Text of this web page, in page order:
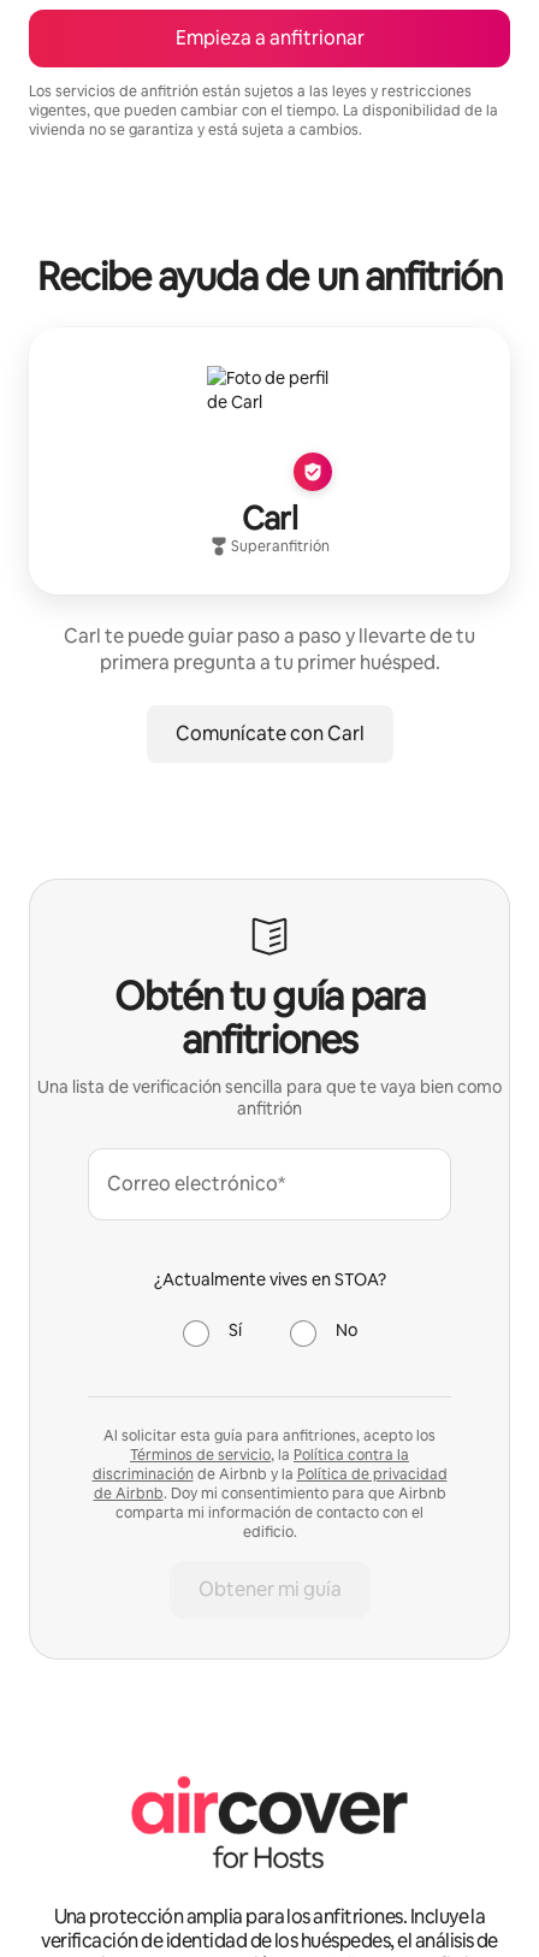
Empieza a anfitrionar
Los servicios de anfitrión están sujetos a las leyes y restricciones
vigentes, que pueden cambiar con el tiempo. La disponibilidad de la
vivienda no se garantiza y está sujeta a cambios.
Recibe ayuda de un anfitrión
Carl
Superanfitrión
Carl te puede guiar paso a paso y llevarte de tu
primera pregunta a tu primer huésped.
Comunícate con Carl
Obtén tu guía para
anfitriones
Una lista de verificación sencilla para que te vaya bien como
anfitrión
Correo electrónico*
¿Actualmente vives en STOA?
Sí No
Al solicitar esta guía para anfitriones, acepto los
Términos de servicio, la Política contra la
discriminación de Airbnb y la Política de privacidad
de Airbnb. Doy mi consentimiento para que Airbnb
comparta mi información de contacto con el
edificio.
Obtener mi guía
Una protección amplia para los anfitriones. Incluye la
verificación de identidad de los huéspedes, el análisis de